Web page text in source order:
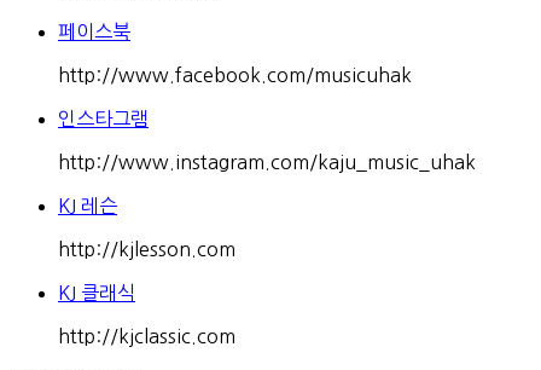
페이스북
http://www.facebook.com/musicuhak
인스타그램
http://www.instagram.com/kaju_music_uhak
KJ 레슨
http://kjlesson.com
KJ 클래식
http://kjclassic.com